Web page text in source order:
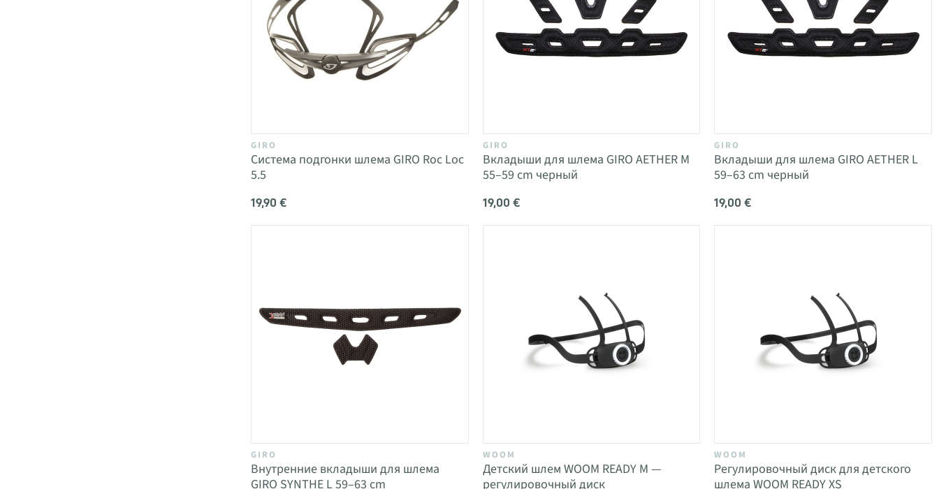
GIRO
Система подгонки шлема GIRO Roc Loc
5.5
19,90 €
GIRO
Вкладыши для шлема GIRO AETHER M
55–59 cm черный
19,00 €
GIRO
Вкладыши для шлема GIRO AETHER L
59–63 cm черный
19,00 €
GIRO
Внутренние вкладыши для шлема
GIRO SYNTHE L 59–63 cm
WOOM
Детский шлем WOOM READY M —
регулировочный диск
WOOM
Регулировочный диск для детского
шлема WOOM READY XS